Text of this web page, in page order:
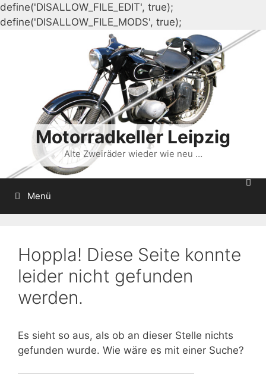
define('DISALLOW_FILE_EDIT', true);
define('DISALLOW_FILE_MODS', true);
Inhalt
springen
Motorradkeller Leipzig
Alte Zweiräder wieder wie neu …
Menü
Hoppla! Diese Seite konnte
leider nicht gefunden
werden.
Es sieht so aus, als ob an dieser Stelle nichts
gefunden wurde. Wie wäre es mit einer Suche?